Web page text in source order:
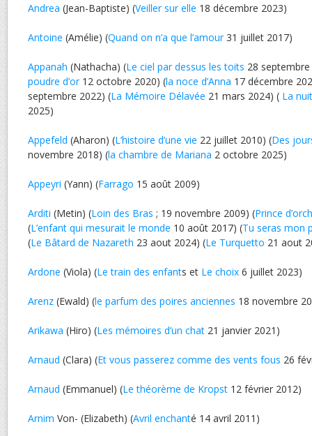
Andrea (Jean-Baptiste) (Veiller sur elle 18 décembre 2023)
Antoine (Amélie) (Quand on n’a que l’amour 31 juillet 2017)
Appanah (Nathacha) (Le ciel par dessus les toits 28
poudre d’or12 octobre 2020) (la noce d’Anna 17 décembre
septembre 2022) (La Mémoire Délavée 21 mars 2024) ( La
2025)
Appefeld (Aharon) (L’histoire d’une vie 22 juillet 2010) (Des
novembre 2018) (la chambre de Mariana 2 octobre 2025)
Appeyri (Yann) (Farrago 15 août 2009)
Arditi (Metin) (Loin des Bras ; 19 novembre 2009) (Prince
(L’enfant qui mesurait le monde 10 août 2017) (Tu seras mon
(Le Bâtard de Nazareth 23 aout 2024) (Le Turquetto 21 aout
Ardone (Viola) (Le train des enfants et Le choix 6 juillet 2023)
Arenz (Ewald) (le parfum des poires anciennes 18 novembre
Arikawa (Hiro) (Les mémoires d’un chat 21 janvier 2021)
Arnaud (Clara) (Et vous passerez comme des vents fous 26
Arnaud (Emmanuel) (Le théorème de Kropst 12 février 2012)
Arnim Von- (Elizabeth) (Avril enchanté 14 avril 2011)